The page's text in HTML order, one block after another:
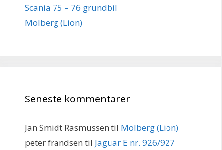
Scania 75 – 76 grundbil
Molberg (Lion)
Seneste kommentarer
Jan Smidt Rasmussen til Molberg (Lion)
peter frandsen til Jaguar E nr. 926/927